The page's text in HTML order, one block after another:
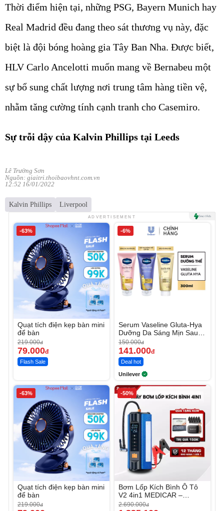
Thời điểm hiện tại, những PSG, Bayern Munich hay
Real Madrid đều đang theo sát thương vụ này, đặc
biệt là đội bóng hoàng gia Tây Ban Nha. Được biết,
HLV Carlo Ancelotti muốn mang về Bernabeu một
sự bổ sung chất lượng nơi trung tâm hàng tiền vệ,
nhằm tăng cường tính cạnh tranh cho Casemiro.
Sự trỗi dậy của Kalvin Phillips tại Leeds
Lê Trường Sơn
Nguồn: giaitri.thoibaovhnt.com.vn
12:52 16/01/2022
Kalvin Phillips Liverpool
ADVERTISEMENT
-63%
Quạt tích điện kẹp bàn mini
để bàn
219.000đ
79.000đ
Flash Sale
-6%
Serum Vaseline Gluta-Hya
Dưỡng Da Sáng Mịn Sau 7
Ngày
150.000đ
141.000đ
Deal hot
Unilever
-63%
Quạt tích điện kẹp bàn mini
để bàn
219.000đ
-50%
Bơm Lốp Kích Bình Ô Tô
V2 4in1 MEDICAR –
12.000mAh
2.690.000đ